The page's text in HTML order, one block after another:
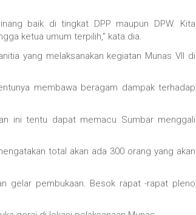
baik di tingkat DPP maupun DPW. Kita
ketua umum terpilih,” kata dia.
yang melaksanakan kegiatan Munas VII di
membawa beragam dampak terhadap
ini tentu dapat memacu Sumbar menggali
total akan ada 300 orang yang akan
gelar pembukaan. Besok rapat -rapat pleno